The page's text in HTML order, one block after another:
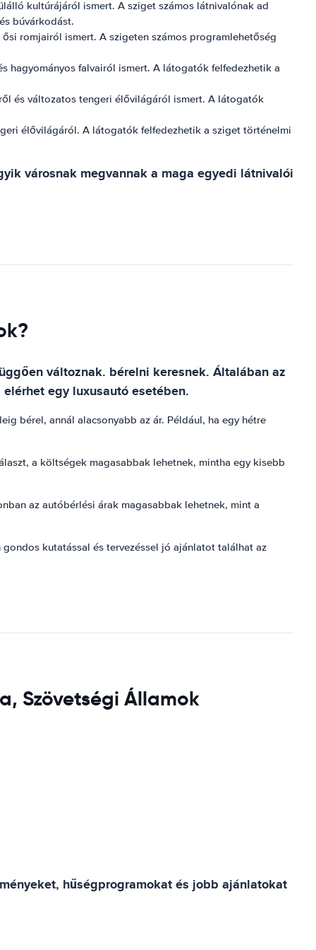
kultúrájáról ismert. A sziget számos látnivalónak ad
búvárkodást.
romjairól ismert. A szigeten számos programlehetőség
hagyományos falvairól ismert. A látogatók felfedezhetik a
és változatos tengeri élővilágáról ismert. A látogatók
élővilágáról. A látogatók felfedezhetik a sziget történelmi
városnak megvannak a maga egyedi látnivalói
változnak. bérelni keresnek. Általában az
egy luxusautó esetében.
bérel, annál alacsonyabb az ár. Például, ha egy hétre
a költségek magasabbak lehetnek, mintha egy kisebb
az autóbérlési árak magasabbak lehetnek, mint a
kutatással és tervezéssel jó ajánlatot találhat az
Szövetségi Államok
hűségprogramokat és jobb ajánlatokat